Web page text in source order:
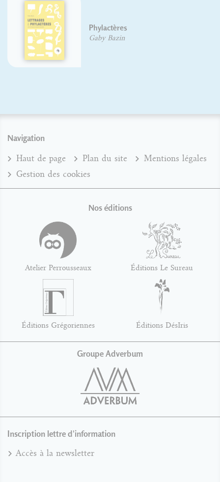
e-Book: A Typographic History
Navigation
Haut de page Plan du site
Mentions légales
Gestion des cookies
Nos éditions
Atelier Perrousseaux Éditions Le Sureau
Éditions Grégoriennes Éditions DésIris
Groupe Adverbum
Inscription lettre d'information
Accès à la newsletter